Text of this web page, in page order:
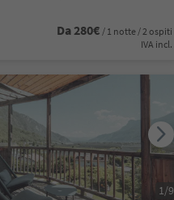
Da 280€ / 1 notte / 2 ospiti
IVA incl.
1/9